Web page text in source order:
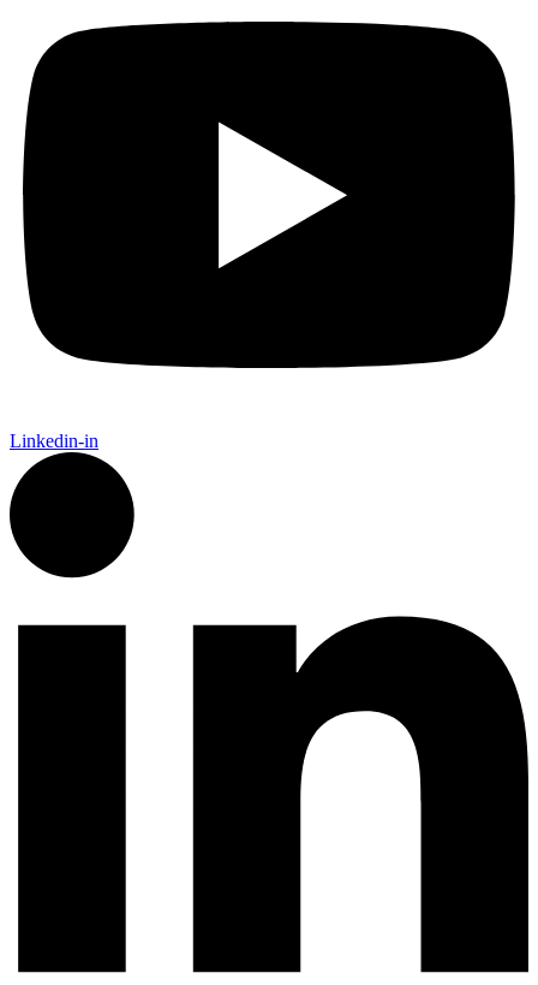
Linkedin-in